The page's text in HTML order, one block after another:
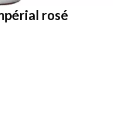
rosé